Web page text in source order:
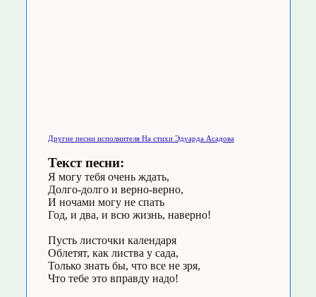
Другие песни исполнителя На стихи Эдуарда Асадова
Текст песни:
Я могу тебя очень ждать,
Долго-долго и верно-верно,
И ночами могу не спать
Год, и два, и всю жизнь, наверно!
Пусть листочки календаря
Облетят, как листва у сада,
Только знать бы, что все не зря,
Что тебе это вправду надо!